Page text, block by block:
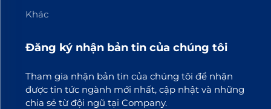
Khác
Đăng ký nhận bản tin của chúng tôi
Tham gia nhận bản tin của chúng tôi để nhận
được tin tức ngành mới nhất, cập nhật và những
chia sẻ từ đội ngũ tại Company.